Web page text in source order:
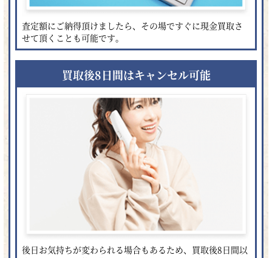
査定額にご納得頂けましたら、その場ですぐに現金買取さ
せて頂くことも可能です。
買取後8日間はキャンセル可能
後日お気持ちが変わられる場合もあるため、買取後8日間以